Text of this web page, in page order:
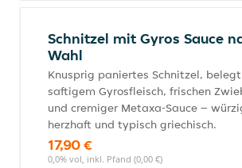
Schnitzel mit Gyros Sauce
Wahl
Knusprig paniertes Schnitzel,
saftigem Gyrosfleisch, frischen
und cremiger Metaxa-Sauce –
herzhaft und typisch griechisch.
17,90 €
0,0% vol, inkl. Pfand (0,00 €)